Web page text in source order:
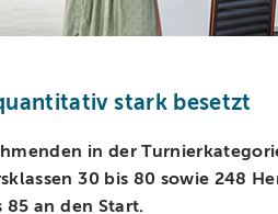
stark besetzt
in der
30 bis 80 sowie 248
85 an den Start.